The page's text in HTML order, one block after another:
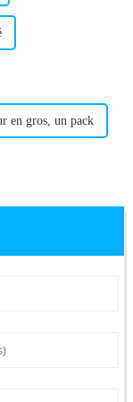
en gros, un pack